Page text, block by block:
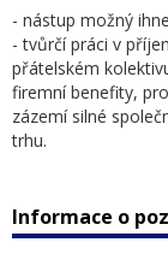
- nástup možný
- tvůrčí práci v
přátelském
firemní benefity,
zázemí silné
trhu.
Informace o